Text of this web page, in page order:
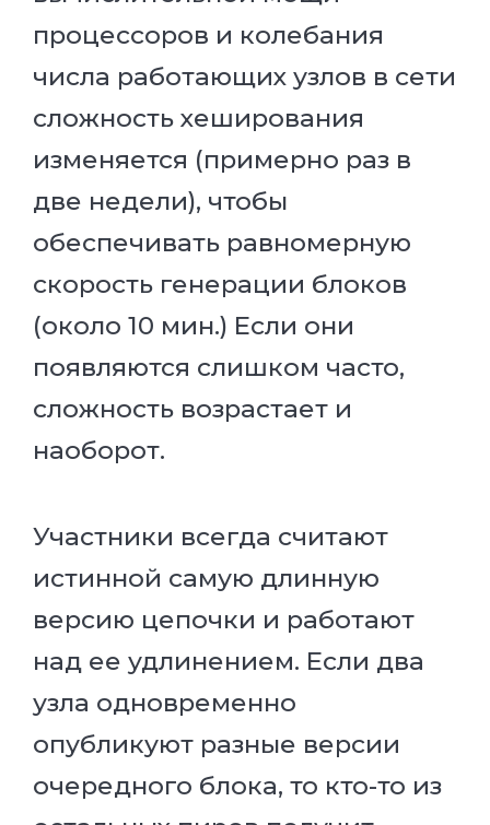
процессоров и колебания
числа работающих узлов в сети
сложность хеширования
изменяется (примерно раз в
две недели), чтобы
обеспечивать равномерную
скорость генерации блоков
(около 10 мин.) Если они
появляются слишком часто,
сложность возрастает и
наоборот.
Участники всегда считают
истинной самую длинную
версию цепочки и работают
над ее удлинением. Если два
узла одновременно
опубликуют разные версии
очередного блока, то кто-то из